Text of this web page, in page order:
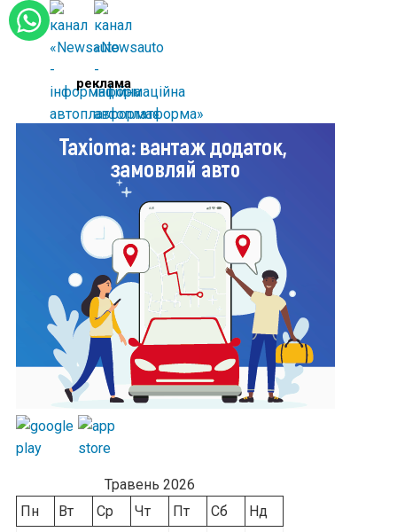
реклама
Травень 2026
Пн
Вт Ср Чт Пт Сб Нд